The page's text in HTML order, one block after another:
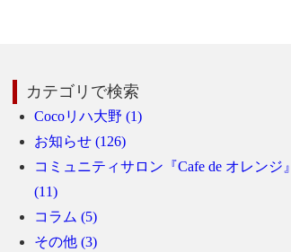
カテゴリで検索
Cocoリハ大野 (1)
お知らせ (126)
コミュニティサロン『Cafe de オレンジ』
(11)
コラム (5)
その他 (3)